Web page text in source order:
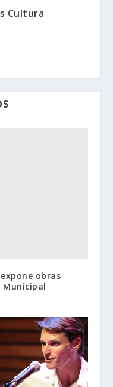
Cultura
obras